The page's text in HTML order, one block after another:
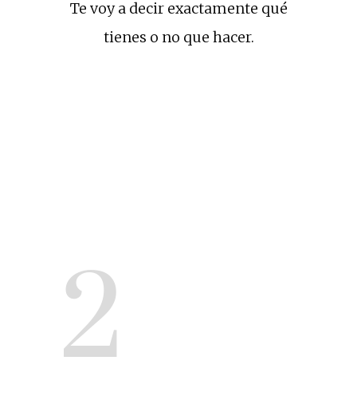
Te voy a decir exactamente qué
tienes o no que hacer.
2